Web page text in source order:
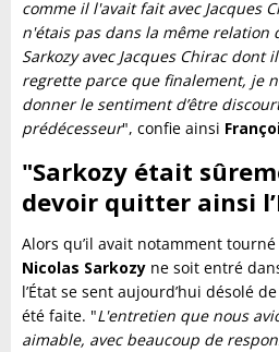
comme il l'avait fait avec Jacques
n'étais pas dans la même relation
Sarkozy avec Jacques Chirac dont
regrette parce que finalement, je
donner le sentiment d’être
prédécesseur", confie ainsi
"Sarkozy était
devoir quitter ainsi
Alors qu’il avait notamment
Nicolas Sarkozy ne soit entré
l’État se sent aujourd’hui désolé
été faite. "L'entretien que nous
aimable, avec beaucoup de